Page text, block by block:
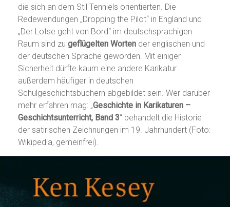
die sich an dem Stil Tenniels orientierten. Die
Redewendungen „Dropping the Pilot“ in England und
„Der Lotse geht von Bord“ im deutschsprachigen
Raum sind zu geflügelten Worten der englischen und
der deutschen Sprache geworden. Mit einiger
Sicherheit dürfte kaum eine andere Karikatur
außerdem häufiger in deutschen
Schulgeschichtsbüchern abgebildet sein. Wer darüber
mehr erfahren mag: „Geschichte in Karikaturen –
Geschichtsunterricht, Band 3“ behandelt die Historie
der satirischen Zeichnungen im 19. Jahrhundert (Foto:
Wikipedia, gemeinfrei).